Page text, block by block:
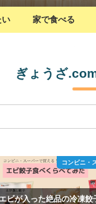
い 家で食べる
ぎょうざ
コンビニ・
エビが入った絶品の冷凍餃